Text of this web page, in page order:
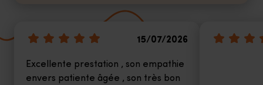
15/07/2026
Excellente prestation , son empathie
envers patiente âgée , son très bon